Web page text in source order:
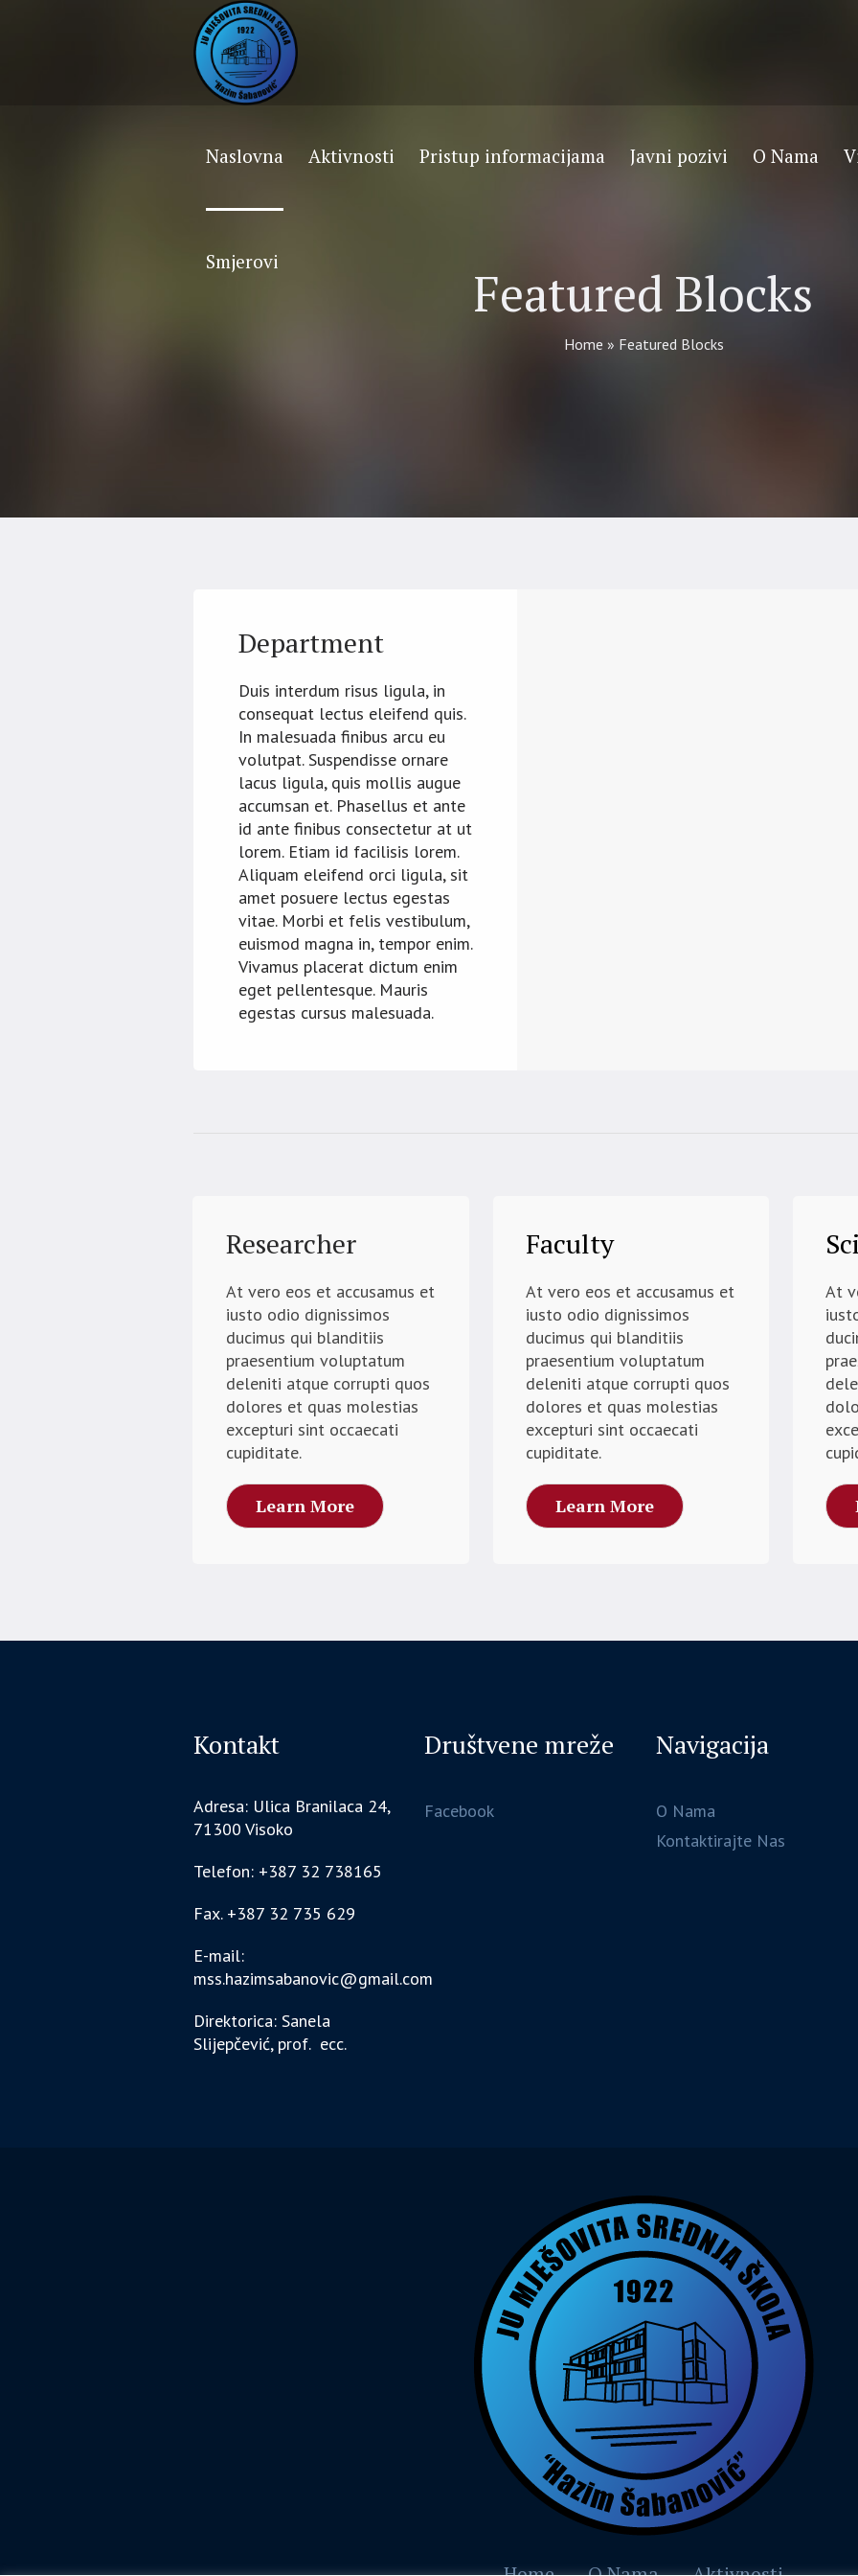
Naslovna Aktivnosti Pristup informacijama Javni pozivi O Nama
Smjerovi
Featured Blocks
Home » Featured Blocks
Department
Duis interdum risus ligula, in
consequat lectus eleifend quis.
In malesuada finibus arcu eu
volutpat. Suspendisse ornare
lacus ligula, quis mollis augue
accumsan et. Phasellus et ante
id ante finibus consectetur at ut
lorem. Etiam id facilisis lorem.
Aliquam eleifend orci ligula, sit
amet posuere lectus egestas
vitae. Morbi et felis vestibulum,
euismod magna in, tempor enim.
Vivamus placerat dictum enim
eget pellentesque. Mauris
egestas cursus malesuada.
Researcher
At vero eos et accusamus et
iusto odio dignissimos
ducimus qui blanditiis
praesentium voluptatum
deleniti atque corrupti quos
dolores et quas molestias
excepturi sint occaecati
cupiditate.
Learn More
Faculty
At vero eos et accusamus et
iusto odio dignissimos
ducimus qui blanditiis
praesentium voluptatum
deleniti atque corrupti quos
dolores et quas molestias
excepturi sint occaecati
cupiditate.
Learn More
At
Kontakt
Adresa: Ulica Branilaca 24,
71300 Visoko
Telefon: +387 32 738165
Fax. +387 32 735 629
E-mail:
mss.hazimsabanovic@gmail.com
Direktorica: Sanela
Slijepčević, prof. ecc.
Društvene mreže
Facebook
Navigacija
O Nama
Kontaktirajte Nas